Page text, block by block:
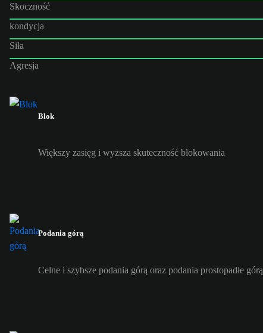
Skoczność
kondycja
Siła
Agresja
Blok
Większy zasięg i wyższa skuteczność blokowania
Podania górą
Celne i szybsze podania górą oraz podania prostopadłe górą